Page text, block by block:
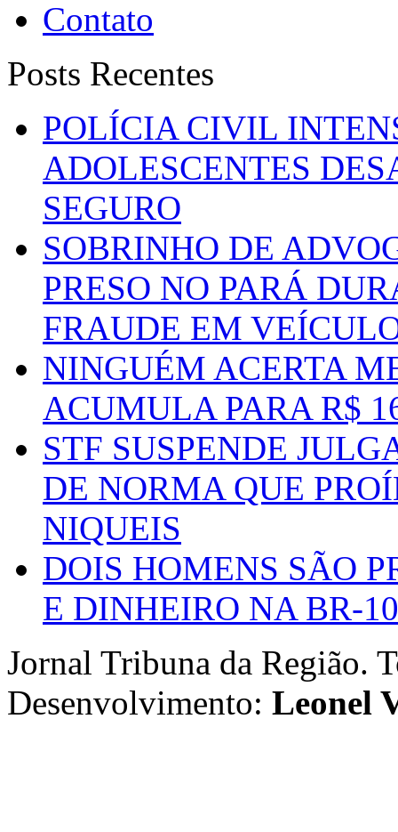
Contato
Posts Recentes
POLÍCIA CIVIL
ADOLESCENTES
SEGURO
SOBRINHO DE
PRESO NO PARÁ
FRAUDE EM
NINGUÉM ACERTA
ACUMULA PARA R$
STF SUSPENDE
DE NORMA QUE
NIQUEIS
DOIS HOMENS SÃO
E DINHEIRO NA BR-
Jornal Tribuna da Região.
Desenvolvimento: Leonel